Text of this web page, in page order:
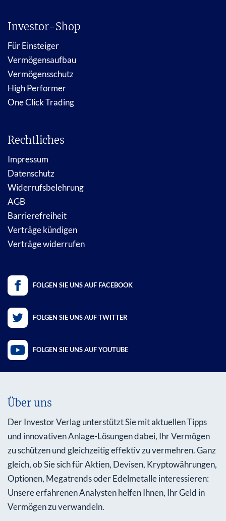
Investor-Shop
Für Einsteiger
Vermögensaufbau
Vermögensschutz
High Performer
One Click Trading
Rechtliches
Impressum
Datenschutz
Widerrufsbelehrung
AGB
Barrierefreiheit
Verträge kündigen
Verträge widerrufen
FOLGEN SIE UNS AUF FACEBOOK
FOLGEN SIE UNS AUF TWITTER
FOLGEN SIE UNS AUF YOUTUBE
Über uns
Der Investor Verlag unterstützt Sie mit aktuellen Tipps
und innovativen Anlage-Lösungen dabei, Ihr Vermögen
zu schützen und gleichzeitig effektiv zu vermehren. Ganz
gleich, ob Sie sich für Aktien, Devisen, Kryptowährungen,
Optionen, Megatrends oder Edelmetalle interessieren:
Unsere erfahrenen Analysten helfen Ihnen, Ihr Geld in
Vermögen zu verwandeln.